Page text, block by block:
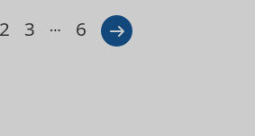
2 3 … 6